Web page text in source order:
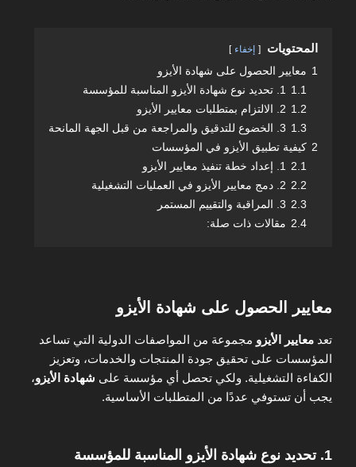
المحتويات إخفاء
1 معايير الحصول على شهادة الأيزو
1.1
1. تحديد نوع شهادة الأيزو المناسبة للمؤسسة
1.2 2. الالتزام بمتطلبات معايير الأيزو
1.3 3. الخضوع للتدقيق والمراجعة من قبل الجهة المانحة
2 كيفية تطبيق الأيزو في المؤسسات
2.1
1. إعداد خطة تنفيذ معايير الأيزو
2.2 2. دمج معايير الأيزو في العمليات التشغيلية
2.3 3. المراقبة والتقييم المستمر
2.4 مقالات ذات صلة:
معايير الحصول على شهادة الأيزو
تعد معايير الأيزو مجموعة من المواصفات الدولية التي تساعد
المؤسسات على تحقيق جودة المنتجات والخدمات، وتعزيز
الكفاءة التشغيلية. ولكي تحصل أي مؤسسة على شهادة الأيزو،
يجب أن تستوفي عددًا من المتطلبات الأساسية.
1. تحديد نوع شهادة الأيزو المناسبة للمؤسسة